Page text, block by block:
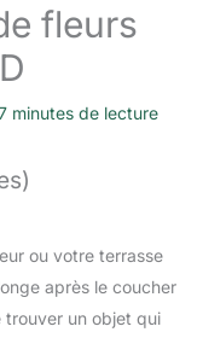
fleurs
minutes de lecture
ou votre terrasse
après le coucher
trouver un objet qui